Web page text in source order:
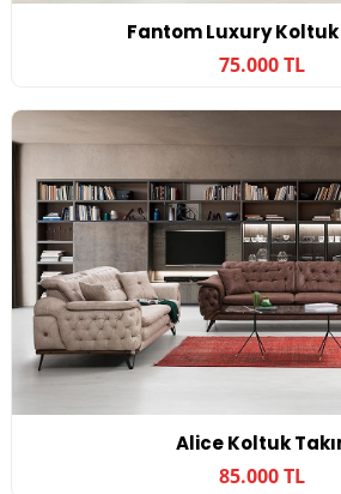
Fantom Luxury Koltuk
75.000 TL
Alice Koltuk
85.000 TL